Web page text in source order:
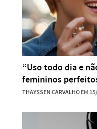
“Uso todo dia e
femininos
THAYSSEN CARVALHOEM